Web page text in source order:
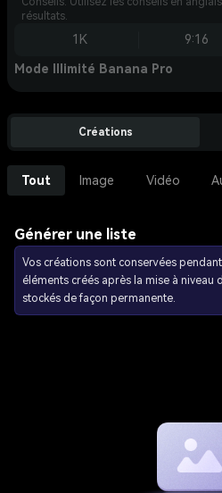
résultats.
1K 9:16
Mode Illimité Banana Pro
Créations
Tout Image Vidéo
Générer une liste
Vos créations sont conservées
éléments créés après la mise à niveau
stockés de façon permanente.